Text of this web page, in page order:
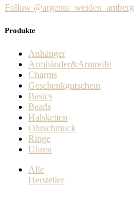
Follow @argento_weiden_amberg
Produkte
Anhänger
Armbänder&Armreife
Charms
Geschenkgutschein
Basics
Beads
Halsketten
Ohrschmuck
Ringe
Uhren
Alle
Hersteller